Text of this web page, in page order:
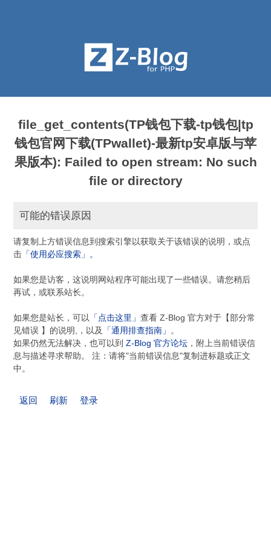
file_get_contents(TP钱包下载-tp钱包|tp
钱包官网下载(TPwallet)-最新tp安卓版与苹
果版本): Failed to open stream: No such
file or directory
可能的错误原因
请复制上方错误信息到搜索引擎以获取关于该错误的说明，或点
击 「使用必应搜索」。
如果您是访客，这说明网站程序可能出现了一些错误。请您稍后
再试，或联系站长。
如果您是站长，可以 「点击这里」查看 Z-Blog 官方对于【部分常
见错误 】的说明,，以及
「通用排查指南」 。
如果仍然无法解决，也可以到Z-Blog 官方论坛 ，附上当前错误信
息与描述寻求帮助。 注：请将"当前错误信息"复制进标题或正文
中。
返回 刷新 登录